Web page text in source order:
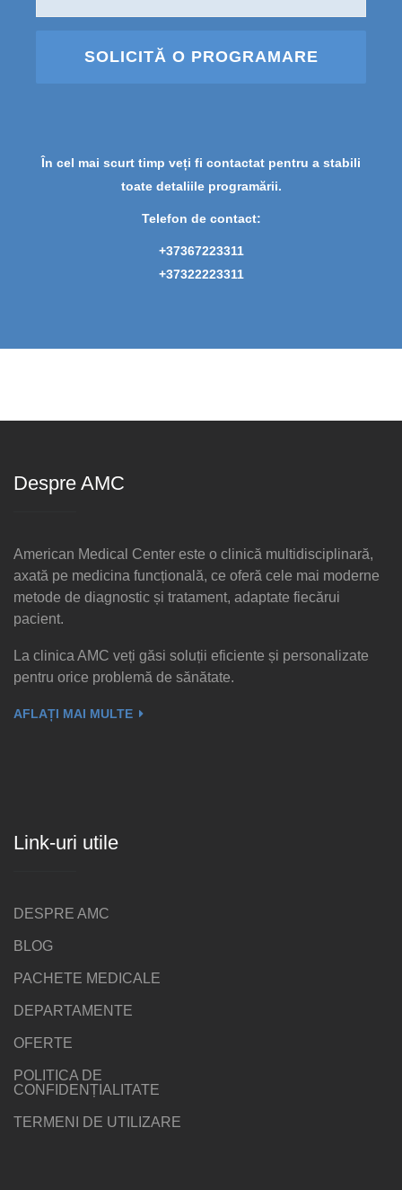
SOLICITĂ O PROGRAMARE
În cel mai scurt timp veți fi contactat pentru a stabili
toate detaliile programării.
Telefon de contact:
+37367223311
+37322223311
Despre AMC
American Medical Center este o clinică multidisciplinară,
axată pe medicina funcțională, ce oferă cele mai moderne
metode de diagnostic și tratament, adaptate fiecărui
pacient.
La clinica AMC veți găsi soluții eficiente și personalizate
pentru orice problemă de sănătate.
AFLAȚI MAI MULTE
Link-uri utile
DESPRE AMC
BLOG
PACHETE MEDICALE
DEPARTAMENTE
OFERTE
POLITICA DE
CONFIDENȚIALITATE
TERMENI DE UTILIZARE